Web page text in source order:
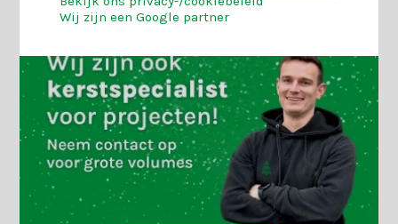
Wij zijn een Google partner